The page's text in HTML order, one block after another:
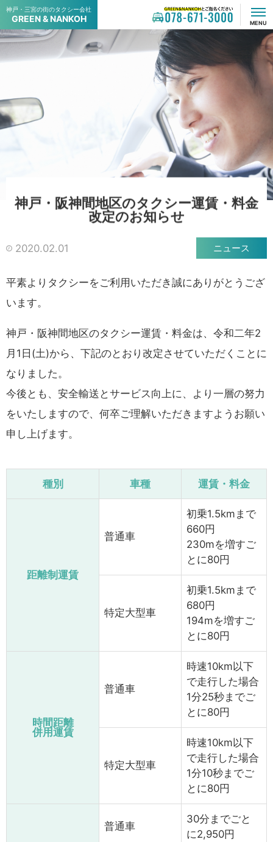
神戸・三宮の街のタクシー会社
GREEN & NANKOH GREEN & NANKOHでご指名ください
078-671-3000
MENU
神戸 ・ 阪神間地区のタ ク シー運賃 ・ 料金
改定のお知らせ
2020.02.01 ニュース
平素よりタクシーをご利用いただき誠にありがとうござ
います。
神戸・阪神間地区のタクシー運賃・料金は、令和二年2
月1日(土)から、下記のとおり改定させていただくことに
なりました。
今後とも、安全輸送とサービス向上に、より一層の努力
をいたしますので、何卒ご理解いただきますようお願い
申し上げます。
種別 車種 運賃・料金
距離制運賃
普通車
初乗1.5kmまで
660円
230mを増すご
とに80円
特定大型車
初乗1.5kmまで
680円
194mを増すご
とに80円
時間距離
併用運賃
普通車
時速10km以下
で走行した場合
1分25秒までご
とに80円
特定大型車
時速10km以下
で走行した場合
1分10秒までご
とに80円
普通車
30分までごと
に2,950円